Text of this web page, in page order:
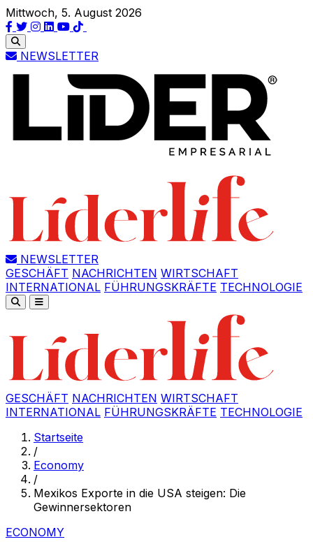
Mittwoch, 5. August 2026
NEWSLETTER
NEWSLETTER
GESCHÄFT NACHRICHTEN WIRTSCHAFT
INTERNATIONAL FÜHRUNGSKRÄFTE TECHNOLOGIE
GESCHÄFT NACHRICHTEN WIRTSCHAFT
INTERNATIONAL FÜHRUNGSKRÄFTE TECHNOLOGIE
Startseite
/
Economy
/
Mexikos Exporte in die USA steigen: Die
Gewinnersektoren
ECONOMY